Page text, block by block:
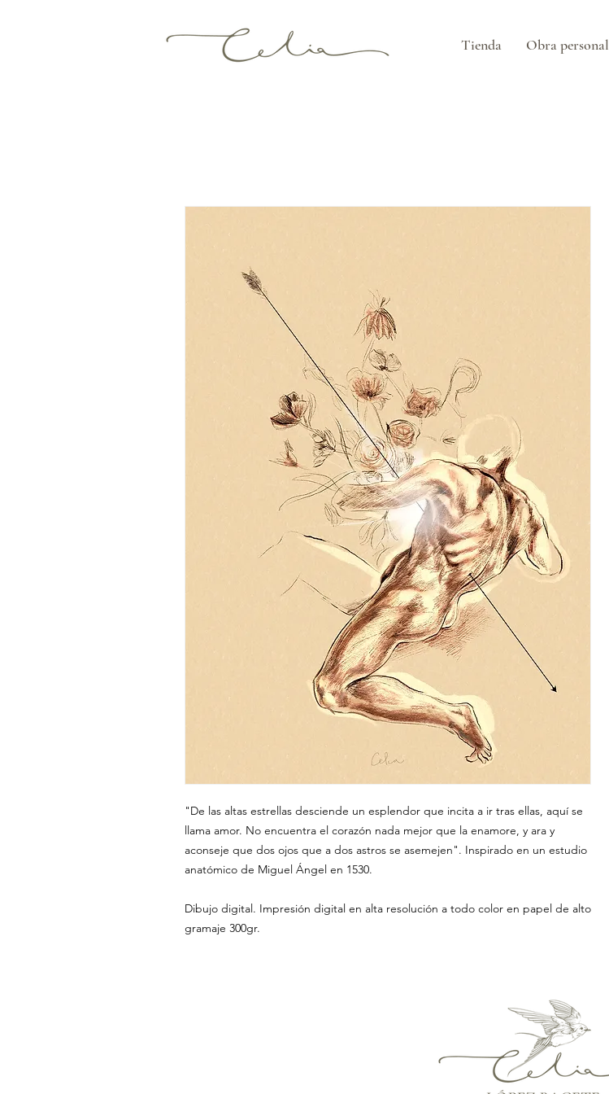
Tienda Obra personal
"De las altas estrellas desciende un esplendor que incita a ir tras ellas, aquí se
llama amor. No encuentra el corazón nada mejor que la enamore, y ara y
aconseje que dos ojos que a dos astros se asemejen". Inspirado en un estudio
anatómico de Miguel Ángel en 1530.
Dibujo digital. Impresión digital en alta resolución a todo color en papel de alto
gramaje 300gr.